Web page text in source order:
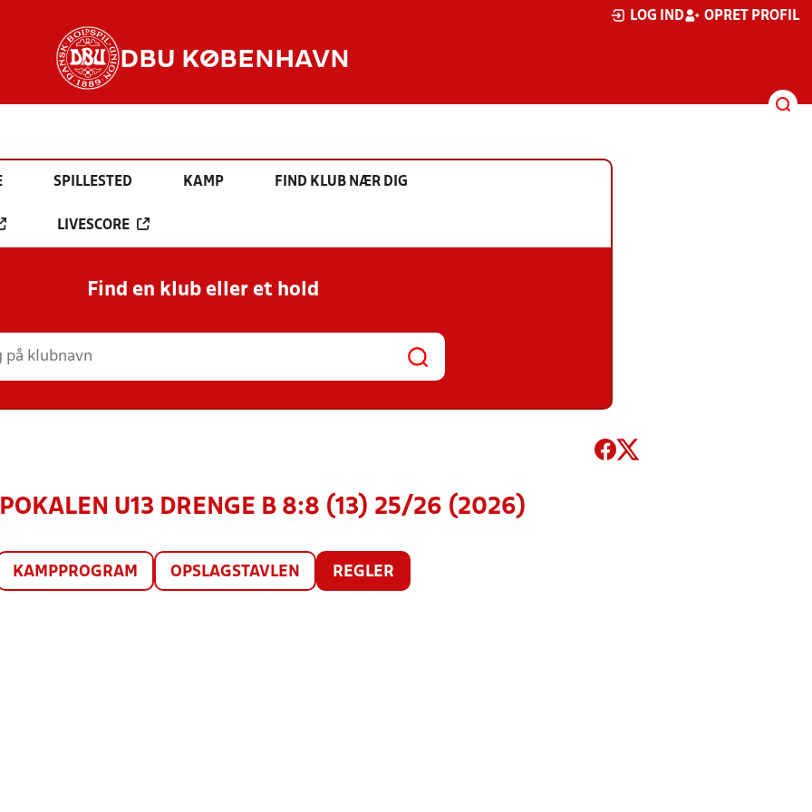
LOG IND OPRET PROFIL
DBU KØBENHAVN
SPILLESTED KAMP FIND KLUB NÆR DIG
LIVESCORE
Find en klub eller et hold
U13 DRENGE B 8:8 (13) 25/26 (2026)
KAMPPROGRAM OPSLAGSTAVLEN REGLER